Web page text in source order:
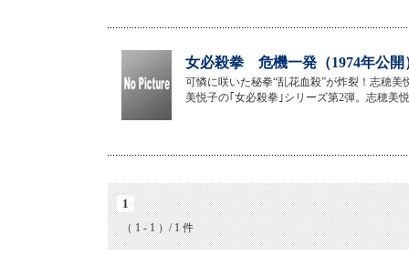
女必殺拳 危機一発（1974年公開
可憐に咲いた秘拳“乱花血殺”が炸裂！志穂
美悦子の｢女必殺拳｣シリーズ第2弾。志穂美
1
（ 1 - 1 ）/ 1 件